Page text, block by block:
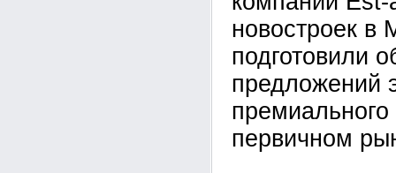
новостроек в
подготовили
предложений
первичном